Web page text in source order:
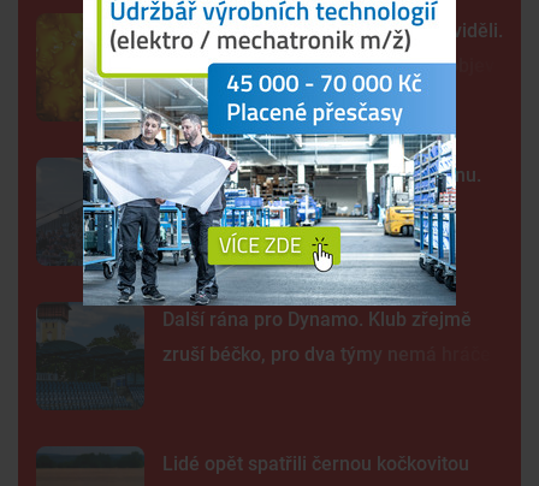
Tak detailně jsme Slunce ještě neviděli.
Nové snímky přinesly průlomový objev
Kraj nabízí za Dynamo 32,55 milionu.
Převod akcií chce dokončit co
nejrychleji
Další rána pro Dynamo. Klub zřejmě
zruší béčko, pro dva týmy nemá hráče
Lidé opět spatřili černou kočkovitou